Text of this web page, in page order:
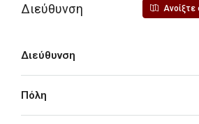
Διεύθυνση Ανοίξτε
Διεύθυνση
Πόλη